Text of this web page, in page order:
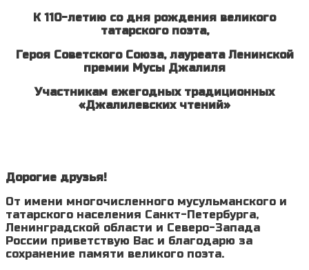
К 110-летию со дня рождения великого
татарского поэта,
Героя Советского Союза, лауреата Ленинской
премии Мусы Джалиля
Участникам ежегодных традиционных
«Джалилевских чтений»
Дорогие друзья!
От имени многочисленного мусульманского и
татарского населения Санкт-Петербурга,
Ленинградской области и Северо-Запада
России приветствую Вас и благодарю за
сохранение памяти великого поэта.